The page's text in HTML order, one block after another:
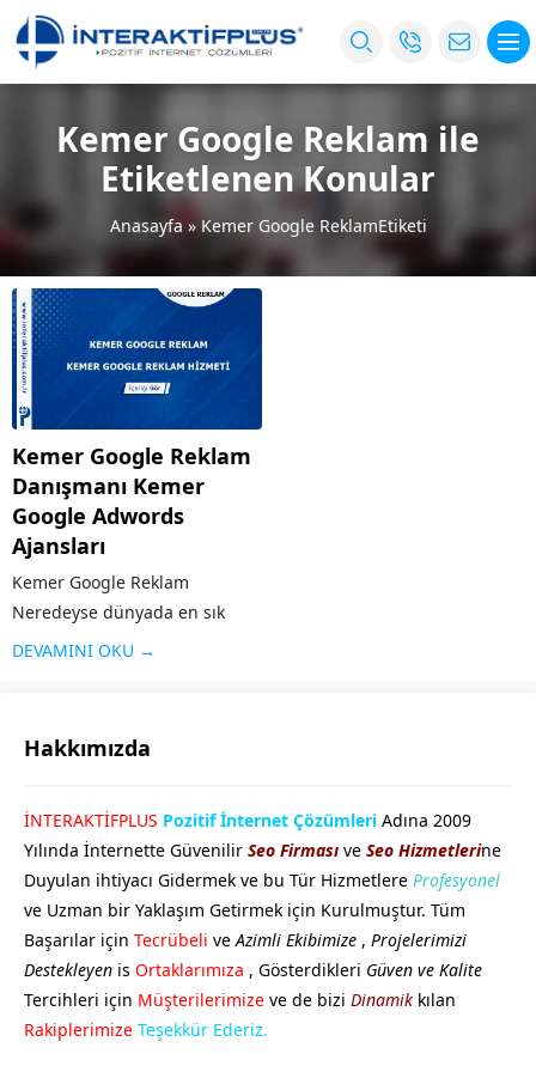
Kemer Google Reklam ile
Etiketlenen Konular
Anasayfa »Kemer Google ReklamEtiketi
Kemer Google Reklam
Danışmanı Kemer
Google Adwords
Ajansları
Kemer Google Reklam
Neredeyse dünyada en sık
kullanılan arama motoru olan
sonuçlarında üst sıralara
“google reklam” adı altında
yapılan bir aramaya...
DEVAMINI OKU →
Hakkımızda
İNTERAKTİFPLUS Pozitif İnternet Çözümleri Adına 2009
Yılında İnternette Güvenilir Seo Firması ve Seo Hizmetlerine
Duyulan ihtiyacı Gidermek ve bu Tür Hizmetlere Profesyonel
ve Uzman bir Yaklaşım Getirmek için Kurulmuştur. Tüm
Başarılar için Tecrübeli ve Azimli Ekibimize , Projelerimizi
Destekleyen is Ortaklarımıza , Gösterdikleri Güven ve Kalite
Tercihleri için Müşterilerimize ve de bizi Dinamik kılan
Rakiplerimize Teşekkür Ederiz.
GÖKHAN GÖKMEN